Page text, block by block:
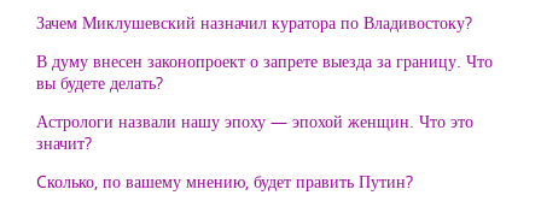
Зачем Миклушевский назначил куратора по Владивостоку?
В думу внесен законопроект о запрете выезда за границу. Что
вы будете делать?
Астрологи назвали нашу эпоху — эпохой женщин. Что это
значит?
Cколько, по вашему мнению, будет править Путин?